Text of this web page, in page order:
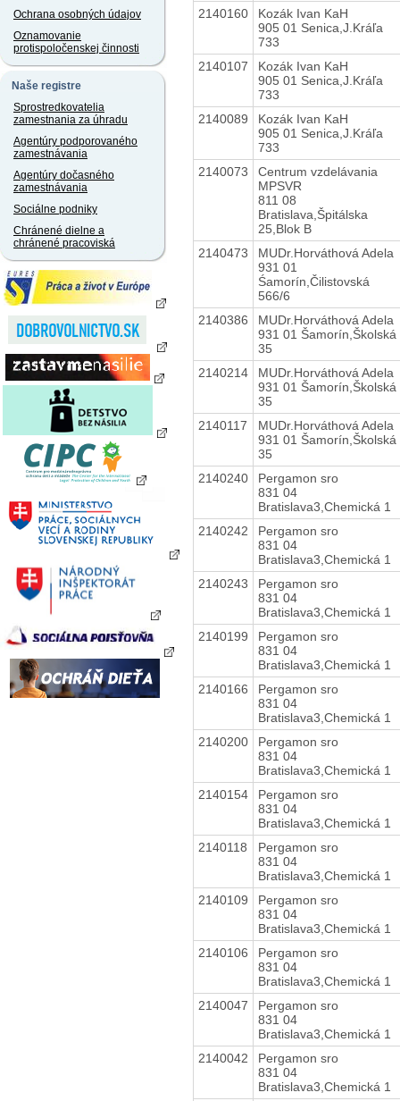
Ochrana osobných údajov
Oznamovanie
protispoločenskej činnosti
Naše registre
Sprostredkovatelia
zamestnania za úhradu
Agentúry podporovaného
zamestnávania
Agentúry dočasného
zamestnávania
Sociálne podniky
Chránené dielne a
chránené pracoviská
2140160
Kozák Ivan KaH
905 01 Senica,J.Kráľa
733
2140107
Kozák Ivan KaH
905 01 Senica,J.Kráľa
733
2140089
Kozák Ivan KaH
905 01 Senica,J.Kráľa
733
2140073
Centrum vzdelávania
MPSVR
811 08
Bratislava,Špitálska
25,Blok B
2140473
MUDr.Horváthová Adela
931 01
Śamorín,Čilistovská
566/6
2140386
MUDr.Horváthová Adela
931 01 Šamorín,Školská
35
2140214
MUDr.Horváthová Adela
931 01 Šamorín,Školská
35
2140117
MUDr.Horváthová Adela
931 01 Šamorín,Školská
35
2140240
Pergamon sro
831 04
Bratislava3,Chemická 1
2140242
Pergamon sro
831 04
Bratislava3,Chemická 1
2140243
Pergamon sro
831 04
Bratislava3,Chemická 1
2140199
Pergamon sro
831 04
Bratislava3,Chemická 1
2140166
Pergamon sro
831 04
Bratislava3,Chemická 1
2140200
Pergamon sro
831 04
Bratislava3,Chemická 1
2140154
Pergamon sro
831 04
Bratislava3,Chemická 1
2140118
Pergamon sro
831 04
Bratislava3,Chemická 1
2140109
Pergamon sro
831 04
Bratislava3,Chemická 1
2140106
Pergamon sro
831 04
Bratislava3,Chemická 1
2140047
Pergamon sro
831 04
Bratislava3,Chemická 1
2140042
Pergamon sro
831 04
Bratislava3,Chemická 1